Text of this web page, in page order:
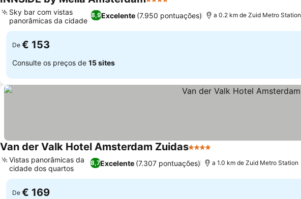
4 Estrelas
8,9Excelente (7.950 pontuações)
Sky bar com vistas
panorâmicas da cidade
a 0.2 km de Zuid Metro Station
De € 153
Consulte os preços de 15 sites
Van der Valk Hotel Amsterdam Zuidas4 Estrelas
8,7Excelente (7.307 pontuações)
Vistas panorâmicas da
cidade dos quartos
a 1.0 km de Zuid Metro Station
De € 169